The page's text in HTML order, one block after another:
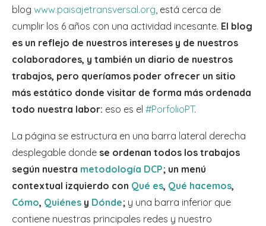
blog www.paisajetransversal.org, está cerca de
cumplir los 6 años con una actividad incesante. El blog
es un reflejo de nuestros intereses y de nuestros
colaboradores, y también un diario de nuestros
trabajos, pero queríamos poder ofrecer un sitio
más estático donde visitar de forma más ordenada
todo nuestra labor: eso es el #PorfolioPT.
La página se estructura en una barra lateral derecha
desplegable donde se ordenan todos los trabajos
según nuestra metodología DCP; un menú
contextual izquierdo con Qué es, Qué hacemos,
Cómo, Quiénes y Dónde; y una barra inferior que
contiene nuestras principales redes y nuestro